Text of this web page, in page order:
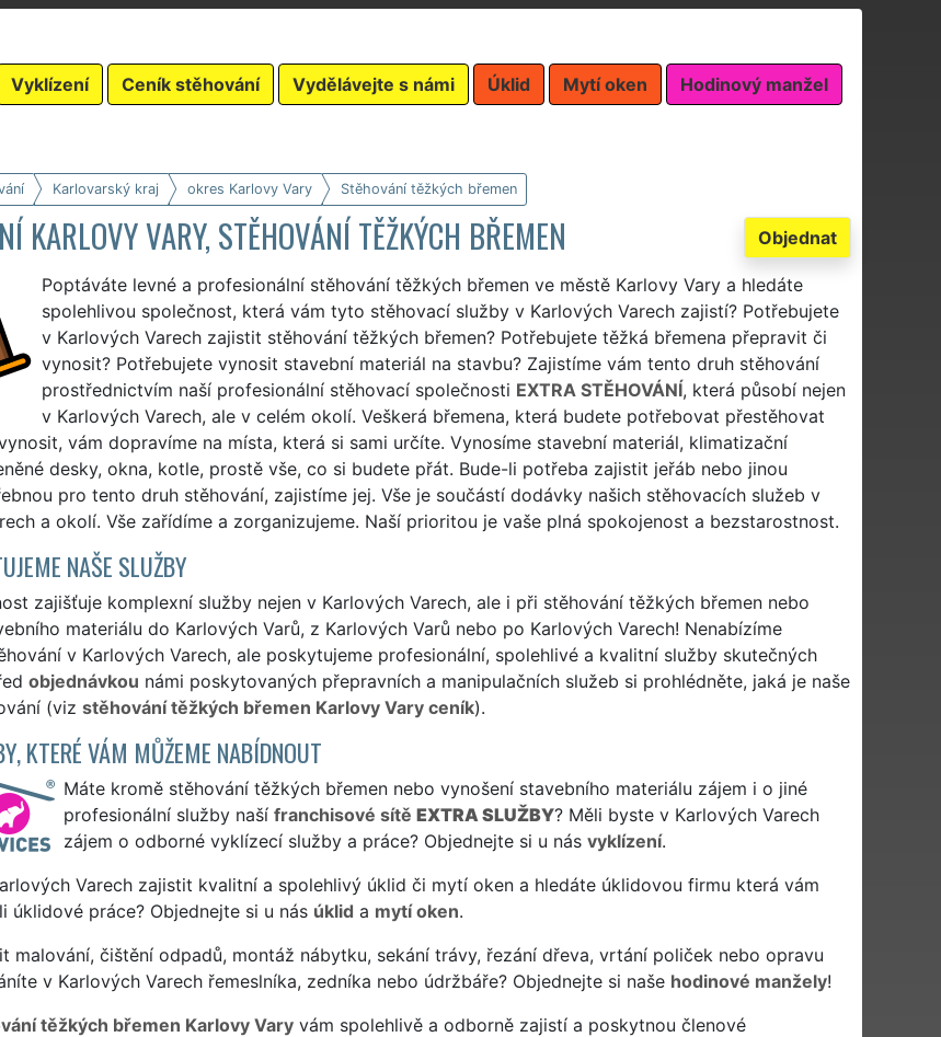
Vyklízení Ceník stěhování Vydělávejte s námi Úklid Mytí oken Hodinový manžel
Karlovarský kraj okres Karlovy Vary Stěhování těžkých břemen
Objednat
KARLOVY VARY, STĚHOVÁNÍ TĚŽKÝCH BŘEMEN
Poptáváte levné a profesionální stěhování těžkých břemen ve městě Karlovy Vary a hledáte
spolehlivou společnost, která vám tyto stěhovací služby v Karlových Varech zajistí? Potřebujete
v Karlových Varech zajistit stěhování těžkých břemen? Potřebujete těžká břemena přepravit či
vynosit? Potřebujete vynosit stavební materiál na stavbu? Zajistíme vám tento druh stěhování
prostřednictvím naší profesionální stěhovací společnosti EXTRA STĚHOVÁNÍ, která působí nejen
v Karlových Varech, ale v celém okolí. Veškerá břemena, která budete potřebovat přestěhovat
vám dopravíme na místa, která si sami určíte. Vynosíme stavební materiál, klimatizační
desky, okna, kotle, prostě vše, co si budete přát. Bude-li potřeba zajistit jeřáb nebo jinou
pro tento druh stěhování, zajistíme jej. Vše je součástí dodávky našich stěhovacích služeb v
a okolí. Vše zařídíme a zorganizujeme. Naší prioritou je vaše plná spokojenost a bezstarostnost.
NAŠE SLUŽBY
zajišťuje komplexní služby nejen v Karlových Varech, ale i při stěhování těžkých břemen nebo
materiálu do Karlových Varů, z Karlových Varů nebo po Karlových Varech! Nenabízíme
v Karlových Varech, ale poskytujeme profesionální, spolehlivé a kvalitní služby skutečných
objednávkou námi poskytovaných přepravních a manipulačních služeb si prohlédněte, jaká je naše
(viz stěhování těžkých břemen Karlovy Vary ceník).
KTERÉ VÁM MŮŽEME NABÍDNOUT
Máte kromě stěhování těžkých břemen nebo vynošení stavebního materiálu zájem i o jiné
profesionální služby naší franchisové sítě EXTRA SLUŽBY? Měli byste v Karlových Varech
zájem o odborné vyklízecí služby a práce? Objednejte si u nás vyklízení.
Varech zajistit kvalitní a spolehlivý úklid či mytí oken a hledáte úklidovou firmu která vám
úklidové práce? Objednejte si u nás úklid a mytí oken.
malování, čištění odpadů, montáž nábytku, sekání trávy, řezání dřeva, vrtání poliček nebo opravu
v Karlových Varech řemeslníka, zedníka nebo údržbáře? Objednejte si naše hodinové manžely!
těžkých břemen Karlovy Varyvám spolehlivě a odborně zajistí a poskytnou členové